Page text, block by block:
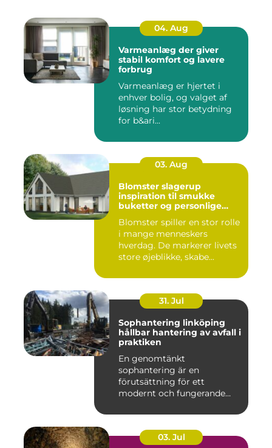
04. Aug
Varmeanlæg der giver
stabil komfort og lavere
forbrug
Varmeanlæg er hjertet i
enhver bolig, og valget af
løsning har stor betydning
for b&ari...
03. Aug
Blomster slagerup
inspiration til smukke
buketter og personlige
Blomster spiller en stor rolle
i mange menneskers
hverdag. De markerer livets
store øjeblikke, skabe...
31. Jul
Sophantering linköping
hållbar hantering av avfall i
praktiken
En genomtänkt
sophantering är en
förutsättning för ett
modernt och fungerande
03. Jul